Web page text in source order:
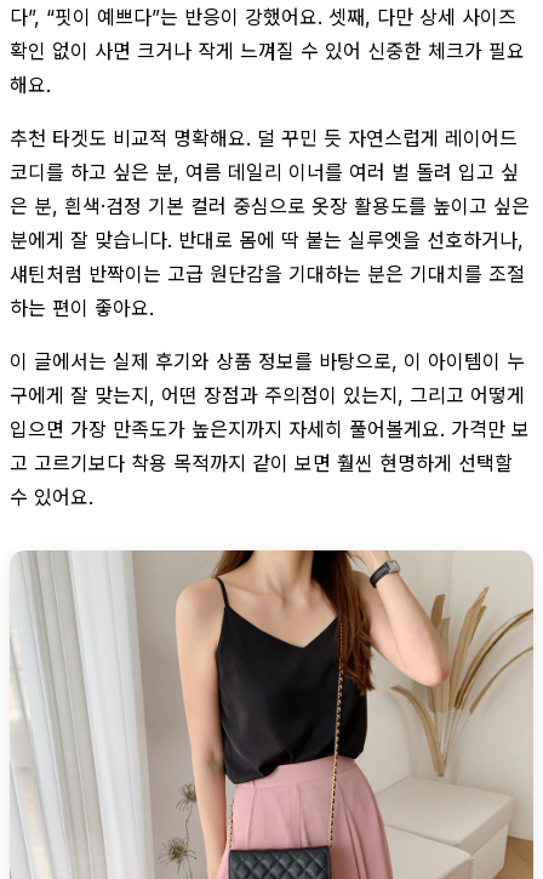
다”, “핏이 예쁘다”는 반응이 강했어요. 셋째, 다만 상세 사이즈
확인 없이 사면 크거나 작게 느껴질 수 있어 신중한 체크가 필요
해요.
추천 타겟도 비교적 명확해요. 덜 꾸민 듯 자연스럽게 레이어드
코디를 하고 싶은 분, 여름 데일리 이너를 여러 벌 돌려 입고 싶
은 분, 흰색·검정 기본 컬러 중심으로 옷장 활용도를 높이고 싶은
분에게 잘 맞습니다. 반대로 몸에 딱 붙는 실루엣을 선호하거나,
섀틴처럼 반짝이는 고급 원단감을 기대하는 분은 기대치를 조절
하는 편이 좋아요.
이 글에서는 실제 후기와 상품 정보를 바탕으로, 이 아이템이 누
구에게 잘 맞는지, 어떤 장점과 주의점이 있는지, 그리고 어떻게
입으면 가장 만족도가 높은지까지 자세히 풀어볼게요. 가격만 보
고 고르기보다 착용 목적까지 같이 보면 훨씬 현명하게 선택할
수 있어요.